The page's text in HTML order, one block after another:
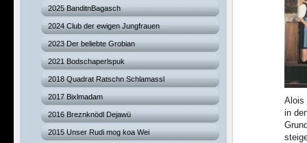
2025 BanditnBagasch
2024 Club der ewigen Jungfrauen
2023 Der beliebte Grobian
2021 Bodschaperlspuk
2018 Quadrat Ratschn Schlamassl
2017 Bixlmadam
2016 Breznknödl Dejawü
2015 Unser Rudi mog koa Wei
Alois
in